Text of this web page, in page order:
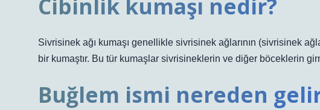
Cibinlik kumaşı nedir?
Sivrisinek ağı kumaşı genellikle sivrisinek ağlarının (sivrisinek
bir kumaştır. Bu tür kumaşlar sivrisineklerin ve diğer böceklerin
Buğlem ismi nereden